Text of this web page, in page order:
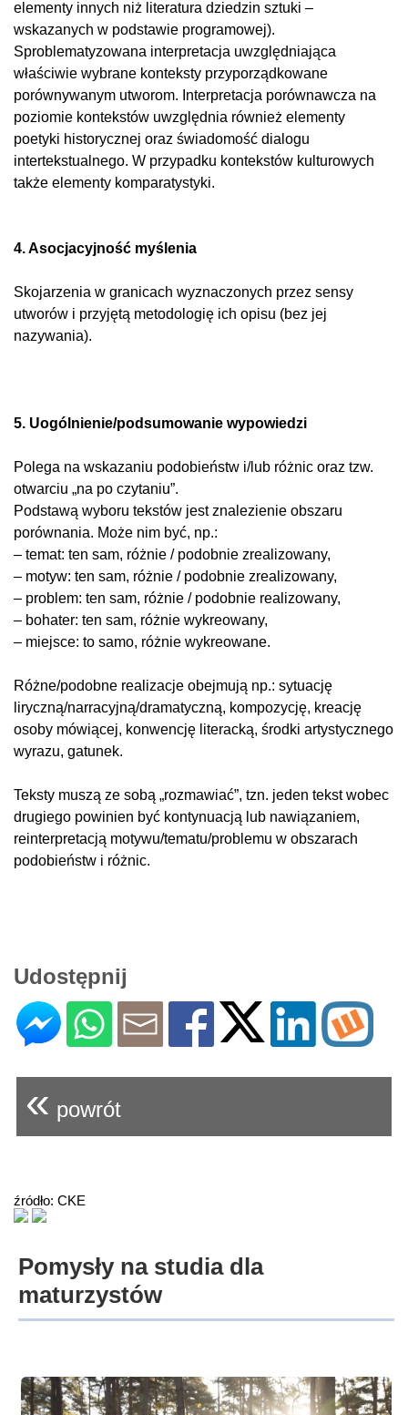
elementy innych niż literatura dziedzin sztuki –
wskazanych w podstawie programowej).
Sproblematyzowana interpretacja uwzględniająca
właściwie wybrane konteksty przyporządkowane
porównywanym utworom. Interpretacja porównawcza na
poziomie kontekstów uwzględnia również elementy
poetyki historycznej oraz świadomość dialogu
intertekstualnego. W przypadku kontekstów kulturowych
także elementy komparatystyki.
4. Asocjacyjność myślenia
Skojarzenia w granicach wyznaczonych przez sensy
utworów i przyjętą metodologię ich opisu (bez jej
nazywania).
5. Uogólnienie/podsumowanie wypowiedzi
Polega na wskazaniu podobieństw i/lub różnic oraz tzw.
otwarciu „na po czytaniu”.
Podstawą wyboru tekstów jest znalezienie obszaru
porównania. Może nim być, np.:
– temat: ten sam, różnie / podobnie zrealizowany,
– motyw: ten sam, różnie / podobnie zrealizowany,
– problem: ten sam, różnie / podobnie realizowany,
– bohater: ten sam, różnie wykreowany,
– miejsce: to samo, różnie wykreowane.
Różne/podobne realizacje obejmują np.: sytuację
liryczną/narracyjną/dramatyczną, kompozycję, kreację
osoby mówiącej, konwencję literacką, środki artystycznego
wyrazu, gatunek.
Teksty muszą ze sobą „rozmawiać”, tzn. jeden tekst wobec
drugiego powinien być kontynuacją lub nawiązaniem,
reinterpretacją motywu/tematu/problemu w obszarach
podobieństw i różnic.
Udostępnij
« powrót
źródło: CKE
Pomysły na studia dla
maturzystów